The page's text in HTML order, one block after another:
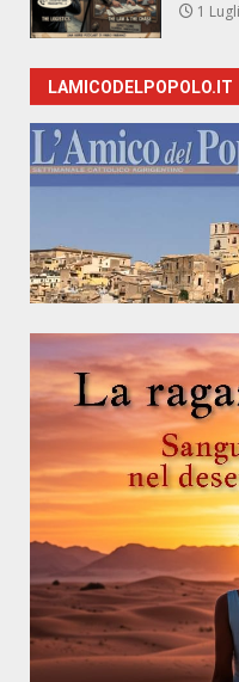
1
LAMICODELPOPOLO.IT